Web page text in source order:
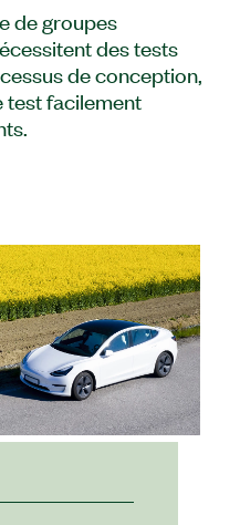
de groupes
des tests
de conception,
test facilement